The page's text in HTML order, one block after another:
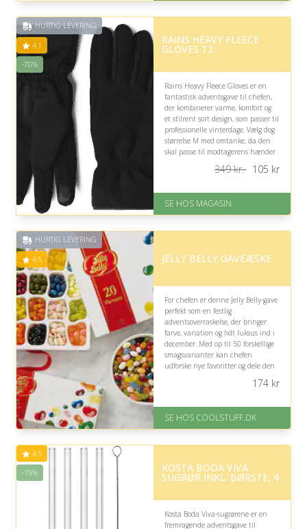
HURTIG LEVERING
4.1
-70%
RAINS HEAVY FLEECE
GLOVES T2
Rains Heavy Fleece Gloves er en
fantastisk adventsgave til chefen,
der kombinerer varme, komfort og
et stilrent sort design, som passer til
professionelle vinterdage. Vælg dog
størrelse M med omtanke, da den
skal passe til modtagerens hænder
God Trustpilot rating på 4.1 ud
Nedsat: 70% (Normalpris: 349
349 kr. 105 kr
SE HOS MAGASIN
HURTIG LEVERING
4.5 JELLY BELLY GAVEÆSKE
For chefen er denne Jelly Belly-gave
perfekt som en festlig
adventsoverraskelse, der bringer
farve, variation og lidt luksus ind i
december. Med op til 50 forskellige
smagsvarianter kan chefen
udforske nye favoritter og dele den
er 1-3 hverdage.
på 4.5 ud af 5
174kr
SE HOS COOLSTUFF.DK
4.5
-19%
KOSTA BODA VIVA
SUGRØR INKL. BØRSTE, 4
Kosta Boda Viva-sugrørene er en
fremragende adventsgave til